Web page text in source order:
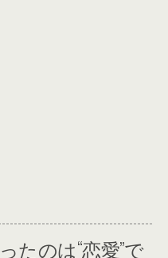
たのは“恋愛”で